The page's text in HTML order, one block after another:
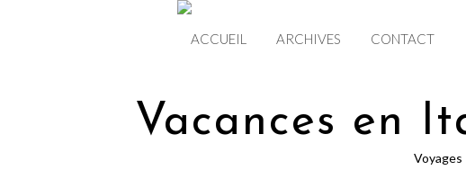
ACCUEIL ARCHIVES CONTACT
Vacances en
Voyages